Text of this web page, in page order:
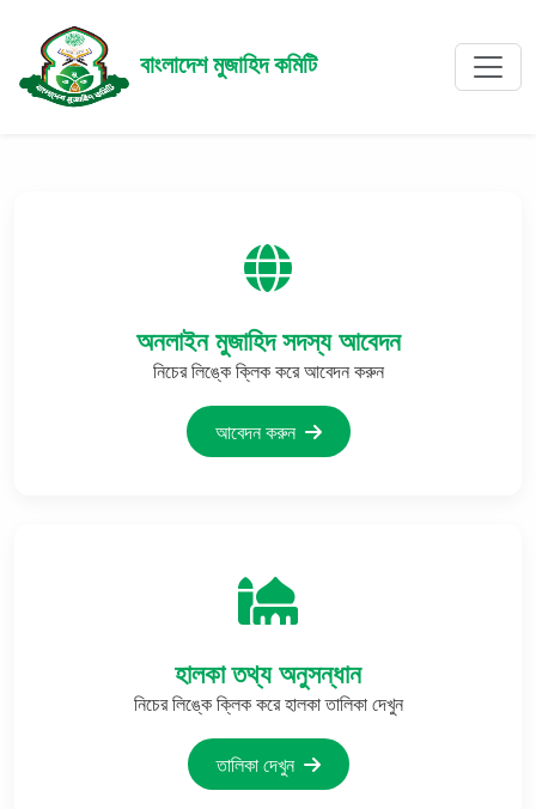
বাংলাদেশ মুজাহিদ কমিটি
অনলাইন মুজাহিদ সদস্য আবেদন
নিচের লিঙ্কে ক্লিক করে আবেদন করুন
আবেদন করুন
হালকা তথ্য অনুসন্ধান
নিচের লিঙ্কে ক্লিক করে হালকা তালিকা দেখুন
তালিকা দেখুন